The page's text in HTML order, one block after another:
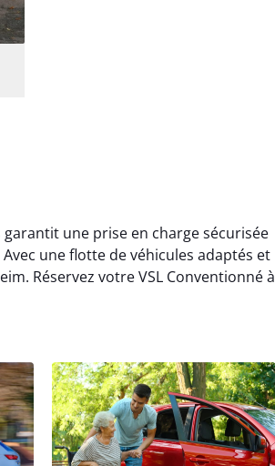
une prise en charge sécurisée
une flotte de véhicules adaptés et
Réservez votre VSL Conventionné à